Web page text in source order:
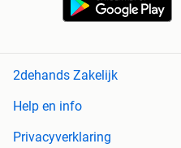
2dehands Zakelijk
Help en info
Privacyverklaring